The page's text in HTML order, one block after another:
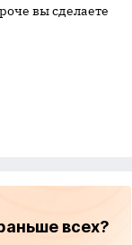
вы сделаете
всех?